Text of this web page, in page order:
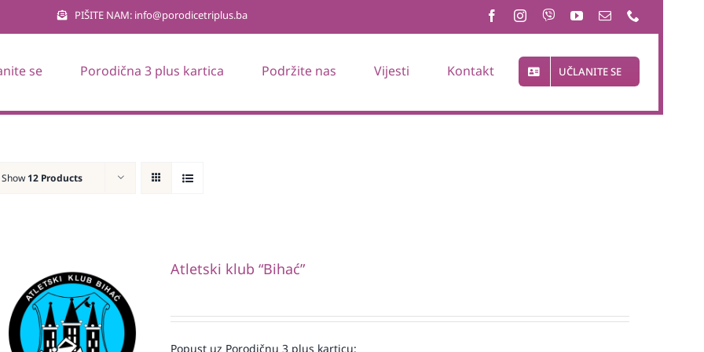
PIŠITE NAM: info@porodicetriplus.ba
se Porodična 3 plus kartica Podržite nas Vijesti Kontakt UČLANITE SE
Show 12 Products
Atletski klub “Bihać”
Popust uz Porodičnu 3 plus karticu: